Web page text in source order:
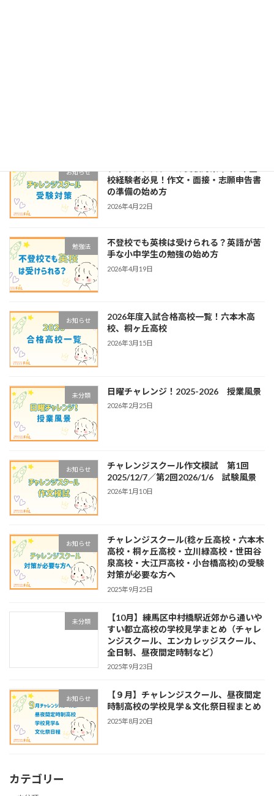
お知らせ
校経験者必見！作文・面接・志願申告書
の準備の始め方
2026年4月22日
勉強法
不登校でも英検は受けられる？英語が苦
手な小中学生の勉強の始め方
2026年4月19日
お知らせ
2026年度入試合格高校一覧！六本木高
校、桐ヶ丘高校
2026年3月15日
未分類 日曜チャレンジ！2025-2026 授業風景
2026年2月25日
お知らせ
チャレンジスクール作文模試 第1回
2025/12/7／第2回2026/1/6 試験風景
2026年1月10日
お知らせ
チャレンジスクール(稔ヶ丘高校・六本木
高校・桐ヶ丘高校・立川緑高校・世田谷
泉高校・大江戸高校・小台橋高校)の受験
対策が必要な方へ
2025年9月25日
未分類
【10月】練馬区中村橋駅近郊から通いや
すい都立高校の学校見学まとめ（チャレ
ンジスクール、エンカレッジスクール、
全日制、昼夜間定時制など）
2025年9月23日
お知らせ
【９月】チャレンジスクール、昼夜間定
時制高校の学校見学＆文化祭日程まとめ
2025年8月20日
カテゴリー